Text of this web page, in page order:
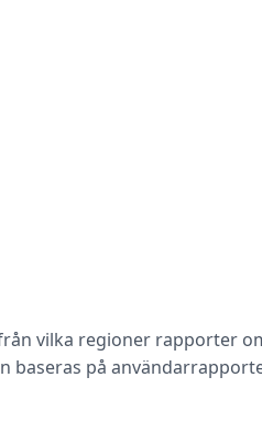
vilka regioner rapporter
baseras på